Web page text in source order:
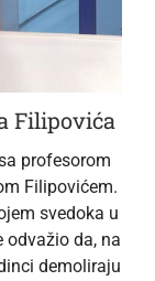
Filipovića
profesorom
Filipovićem.
svedoka u
odvažio da, na
demoliraju